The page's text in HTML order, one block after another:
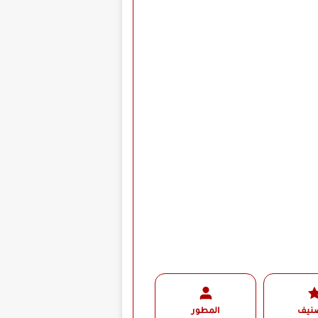
المطور